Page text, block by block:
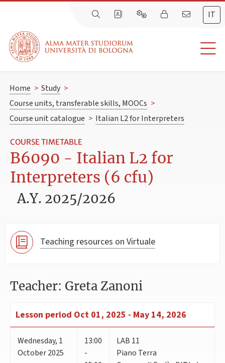
IT
Home > Study >
Course units, transferable skills, MOOCs >
Course unit catalogue > Italian L2 for Interpreters
COURSE TIMETABLE
B6090 - Italian L2 for
Interpreters (6 cfu)
A.Y. 2025/2026
Teaching resources on Virtuale
Teacher: Greta Zanoni
Lesson period Oct 01, 2025 - May 14, 2026
Wednesday, 1
October 2025
13:00
-
LAB 11
Piano Terra